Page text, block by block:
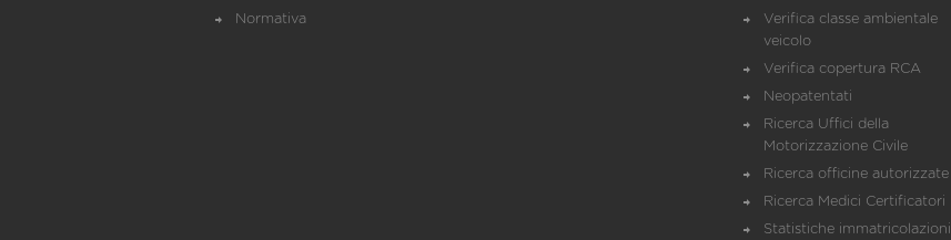
Normativa
Verifica classe ambientale
veicolo
Verifica copertura RCA
Neopatentati
Ricerca Uffici della
Motorizzazione Civile
Ricerca officine autorizzate
Ricerca Medici Certificatori
Statistiche immatricolazioni